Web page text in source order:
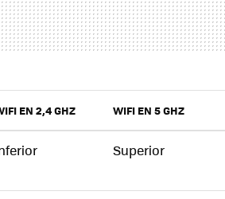
EN 2,4 GHZ WIFI EN 5 GHZ
Superior